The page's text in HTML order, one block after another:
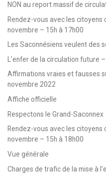
NON au report massif de
Rendez-vous avec les citoyens
novembre – 15h à 17h00
Les Saconnésiens veulent des
L’enfer de la circulation future
Affirmations vraies et fausses
novembre 2022
Affiche officielle
Respectons le Grand-Saconnex
Rendez-vous avec les citoyens
novembre – 15h à 18h00
Vue générale
Charges de trafic de la mise à